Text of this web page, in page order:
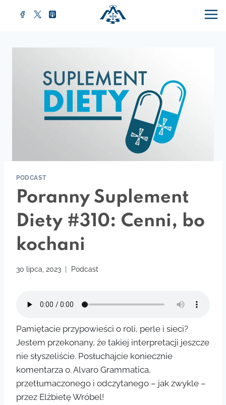
PODCAST
Poranny Suplement
Diety #310: Cenni, bo
kochani
30 lipca, 2023 Podcast
Pamiętacie przypowieści o roli, perle i sieci?
Jestem przekonany, że takiej interpretacji jeszcze
nie słyszeliście. Posłuchajcie koniecznie
komentarza o. Alvaro Grammatica,
przetłumaczonego i odczytanego – jak zwykle –
przez Elżbietę Wróbel!